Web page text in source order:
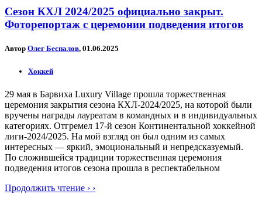
Сезон КХЛ 2024/2025 официально закрыт.
Фоторепортаж с церемонии подведения итогов
Автор Олег Беспалов, 01.06.2025
Хоккей
29 мая в Барвиха Luxury Village прошла торжественная
церемония закрытия сезона КХЛ-2024/2025, на которой были
вручены награды лауреатам в командных и в индивидуальных
категориях. Отгремел 17-й сезон Континентальной хоккейной
лиги-2024/2025. На мой взгляд он был одним из самых
интересных — яркий, эмоциональный и непредсказуемый.
По сложившейся традиции торжественная церемония
подведения итогов сезона прошла в респектабельном
Продолжить чтение › ›